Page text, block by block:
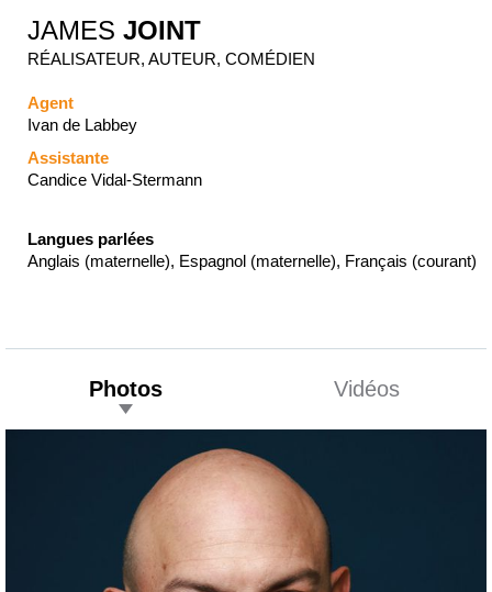
JAMES JOINT
RÉALISATEUR, AUTEUR, COMÉDIEN
Agent
Ivan de Labbey
Assistante
Candice Vidal-Stermann
Langues parlées
Anglais (maternelle), Espagnol (maternelle), Français (courant)
Photos Vidéos